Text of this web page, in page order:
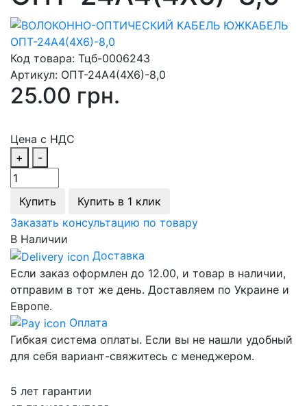
Код товара: Тцб-0006243
Артикул: ОПТ-24А4(4Х6)-8,0
25.00 грн.
Цена с НДС
+
-
Купить
Купить в 1 клик
Заказать консультацию по товару
В Наличии
Доставка
Если заказ оформлен до 12.00, и товар в наличии,
отправим в тот же день. Доставляем по Украине и
Европе.
Оплата
Гибкая система оплаты. Если вы не нашли удобный
для себя вариант-свяжитесь с менеджером.
5 лет гарантии